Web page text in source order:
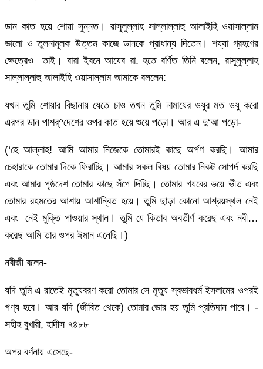
ডান কাত হয়ে শোয়া সুন্নত। রাসূলুল্লাহ সাল্লাল্লাহু আলাইহি ওয়াসাল্লাম
ভালো ও তুলনামূলক উত্তম কাজে ডানকে প্রাধান্য দিতেন। শয্যা গ্রহণের
ক্ষেত্রেও তাই। বারা ইবনে আযেব রা. হতে বর্ণিত তিনি বলেন, রাসূলুল্লাহ
সাল্লাল্লাহু আলাইহি ওয়াসাল্লাম আমাকে বললেন:
যখন তুমি শোয়ার বিছানায় যেতে চাও তখন তুমি নামাযের ওযুর মত ওযু করো
এরপর ডান পাশর্^দেশের ওপর কাত হয়ে শুয়ে পড়ো। আর এ দু‘আ পড়ো-
(‘হে আল্লাহ! আমি আমার নিজেকে তোমারই কাছে অর্পণ করছি। আমার
চেহারাকে তোমার দিকে ফিরাচ্ছি। আমার সকল বিষয় তোমার নিকট সোপর্দ করছি
এবং আমার পৃষ্ঠদেশ তোমার কাছে সঁপে দিচ্ছি। তোমার গযবের ভয়ে ভীত এবং
তোমার রহমতের আশায় আশান্বিত হয়ে। তুমি ছাড়া কোনো আশ্রয়স্থল নেই
এবং নেই মুক্তি পাওয়ার স্থান। তুমি যে কিতাব অবতীর্ণ করেছ এবং নবী…
করেছ আমি তার ওপর ঈমান এনেছি।)
নবীজী বলেন-
যদি তুমি এ রাতেই মৃত্যুবরণ করো তোমার সে মৃত্যু স্বভাবধর্ম ইসলামের ওপরই
গণ্য হবে। আর যদি (জীবিত থেকে) তোমার ভোর হয় তুমি প্রতিদান পাবে। -
সহীহ বুখারী, হাদীস ৭৪৮৮
অপর বর্ণনায় এসেছে-